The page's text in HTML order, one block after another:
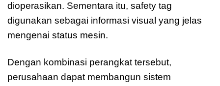
dioperasikan. Sementara itu, safety tag
digunakan sebagai informasi visual yang jelas
mengenai status mesin.
Dengan kombinasi perangkat tersebut,
perusahaan dapat membangun sistem